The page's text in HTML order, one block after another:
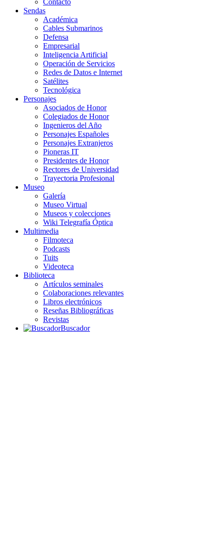
Contacto
Sendas
Académica
Cables Submarinos
Defensa
Empresarial
Inteligencia Artificial
Operación de Servicios
Redes de Datos e Internet
Satélites
Tecnológica
Personajes
Asociados de Honor
Colegiados de Honor
Ingenieros del Año
Personajes Españoles
Personajes Extranjeros
Pioneras IT
Presidentes de Honor
Rectores de Universidad
Trayectoria Profesional
Museo
Galería
Museo Virtual
Museos y colecciones
Wiki Telegrafía Óptica
Multimedia
Filmoteca
Podcasts
Tuits
Videoteca
Biblioteca
Artículos seminales
Colaboraciones relevantes
Libros electrónicos
Reseñas Bibliográficas
Revistas
Buscador